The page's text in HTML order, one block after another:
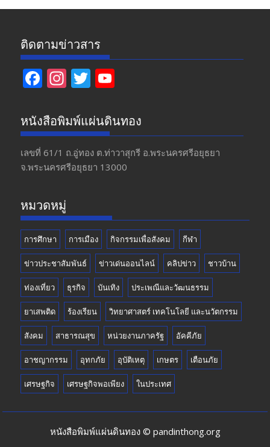
ติดตามข่าวสาร
F
e
b
o
o
In
a
gr
a
m
T
itt
er
u
T
u
b
หนังสือพิมพ์แผ่นดินทอง
เลขที่ 61/1 ถ.อู่ทอง​ ต.​ท่าวาสุกรี​ อ.พระนครศรีอยุธยา​
จ.พระนครศรีอยุธยา 13000
หมวดหมู่
การศึกษา การเมือง กิจกรรมเพื่อสังคม กีฬา
ข่าวประชาสัมพันธ์ ข่าวเด่นออนไลน์ คลิปข่าว ชาวบ้าน
ท่องเที่ยว ธุรกิจ บันเทิง ประเพณีและวัฒนธรรม
ยาเสพติด ร้องเรียน วิทยาศาสตร์ เทคโนโลยี และนวัตกรรม
สังคม สาธารณสุข หน่วยงานภาครัฐ อัคคีภัย
อาชญากรรม อุทกภัย อุบัติเหตุ เกษตร เตือนภัย
เศรษฐกิจ เศรษฐกิจพอเพียง ในประเทศ
หนังสือพิมพ์แผ่นดินทอง © pandinthong.org